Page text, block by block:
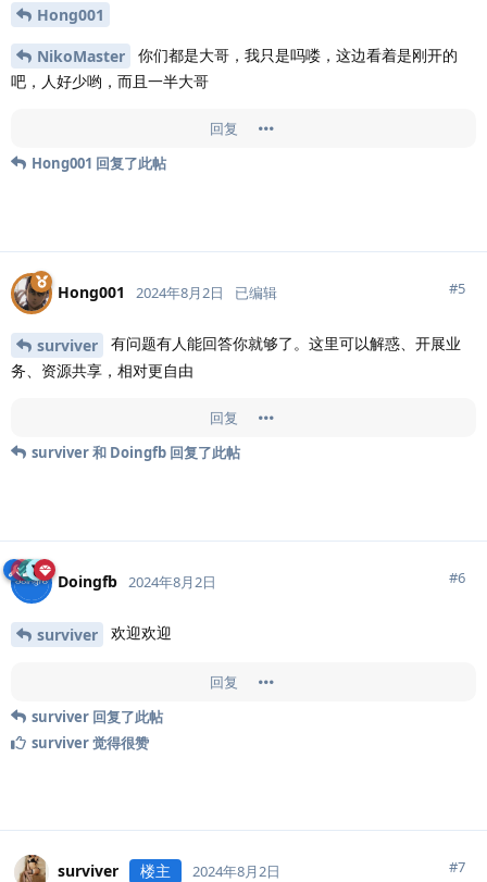
Hong001
NikoMaster
你们都是大哥，我只是吗喽，这边看着是刚开的
吧，人好少哟，而且一半大哥
回复
Hong001 回复了此帖
Hong001 2024年8月2日 已编辑 #5
surviver
有问题有人能回答你就够了。这里可以解惑、开展业
务、资源共享，相对更自由
回复
surviver和 Doingfb 回复了此帖
Doingfb 2024年8月2日 #6
surviver 欢迎欢迎
回复
surviver 回复了此帖
surviver觉得很赞
surviver 楼主 2024年8月2日 #7